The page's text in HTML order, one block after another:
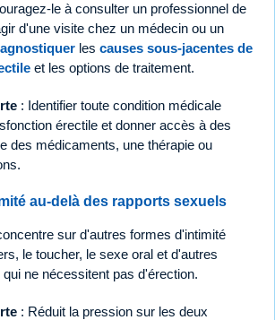
le à consulter un professionnel de
d'une visite chez un médecin ou un
les causes sous-jacentes de
et les options de traitement.
: Identifier toute condition médicale
érectile et donner accès à des
des médicaments, une thérapie ou
au-delà des rapports sexuels
sur d'autres formes d'intimité
le toucher, le sexe oral et d'autres
ne nécessitent pas d'érection.
: Réduit la pression sur les deux